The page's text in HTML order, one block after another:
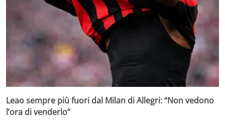
Leao sempre più fuori dal Milan di Allegri: “Non vedono
l’ora di venderlo”